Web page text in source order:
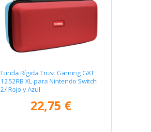
Funda Rígida Trust Gaming GXT
1252RB XL para Nintendo Switch
2/ Rojo y Azul
22,75 €